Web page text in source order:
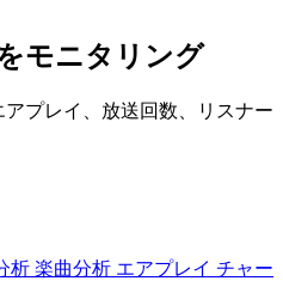
モニタリング
プレイ、放送回数、リスナー
析 楽曲分析 エアプレイ チャー